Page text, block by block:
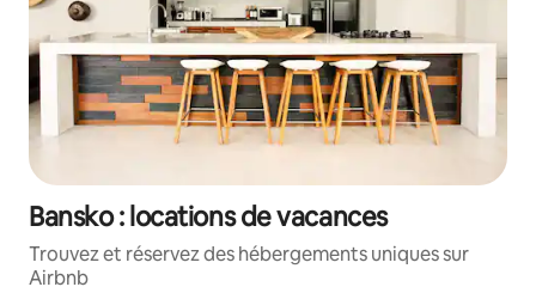
Bansko : locations de vacances
Trouvez et réservez des hébergements uniques sur
Airbnb